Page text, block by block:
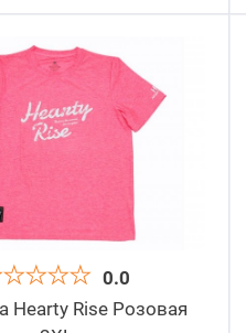
0.0
Hearty Rise Розовая